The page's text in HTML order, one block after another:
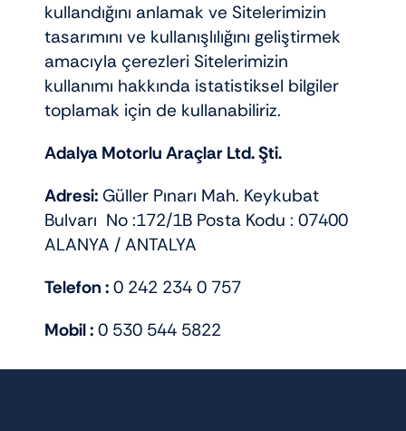
kullandığını anlamak ve Sitelerimizin
tasarımını ve kullanışlılığını geliştirmek
amacıyla çerezleri Sitelerimizin
kullanımı hakkında istatistiksel bilgiler
toplamak için de kullanabiliriz.
Adalya Motorlu Araçlar Ltd. Şti.
Adresi: Güller Pınarı Mah. Keykubat
Bulvarı No :172/1B Posta Kodu : 07400
ALANYA / ANTALYA
Telefon :0 242 234 0 757
Mobil :0 530 544 5822